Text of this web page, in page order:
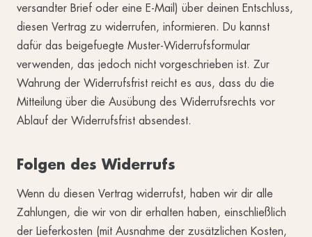
versandter Brief oder eine E-Mail) über deinen Entschluss,
diesen Vertrag zu widerrufen, informieren. Du kannst
dafür das beigefuegte Muster-Widerrufsformular
verwenden, das jedoch nicht vorgeschrieben ist. Zur
Wahrung der Widerrufsfrist reicht es aus, dass du die
Mitteilung über die Ausübung des Widerrufsrechts vor
Ablauf der Widerrufsfrist absendest.
Folgen des Widerrufs
Wenn du diesen Vertrag widerrufst, haben wir dir alle
Zahlungen, die wir von dir erhalten haben, einschließlich
der Lieferkosten (mit Ausnahme der zusätzlichen Kosten,